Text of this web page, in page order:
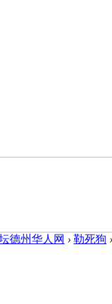
德州华人网 › 勒死狗 ›